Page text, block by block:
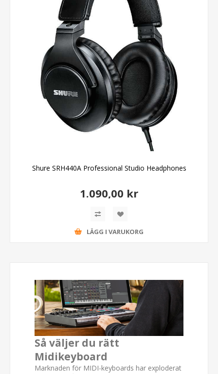
Shure SRH440A Professional Studio Headphones
1.090,00 kr
LÄGG I VARUKORG
Så väljer du rätt
Midikeyboard
Marknaden för MIDI-keyboards har exploderat